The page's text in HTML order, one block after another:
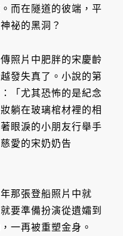
而在隧道的彼端，平
祕的黑洞？
照片中肥胖的宋慶齡
發失真了。小說的第
「尤其恐怖的是紀念
躺在玻璃棺材裡的相
眼淚的小朋友行舉手
愛的宋奶奶告
那張登船照片中就
要準備扮演從遺孀到
一再被重塑金身。